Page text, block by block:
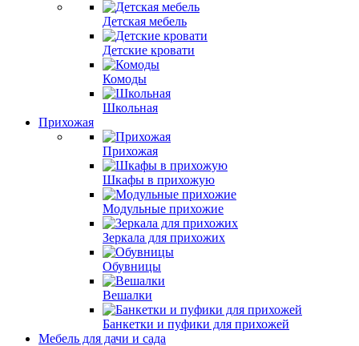
Детская мебель
Детские кровати
Комоды
Школьная
Прихожая
Прихожая
Шкафы в прихожую
Модульные прихожие
Зеркала для прихожих
Обувницы
Вешалки
Банкетки и пуфики для прихожей
Мебель для дачи и сада